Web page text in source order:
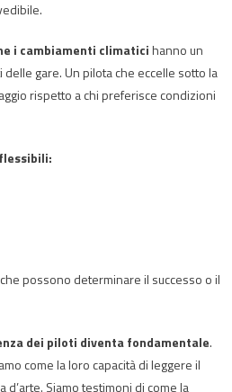
i cambiamenti climaticihanno un
gare. Un pilota che eccelle sotto la
rispetto a chi preferisce condizioni
possono determinare il successo o il
dei piloti diventa fondamentale.
come la loro capacità di leggere il
d’arte. Siamo testimoni di come la